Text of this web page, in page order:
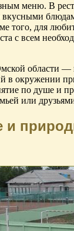
меню. В
вкусными
того, для
с всем
области —
в окружении
по душе и
или
и